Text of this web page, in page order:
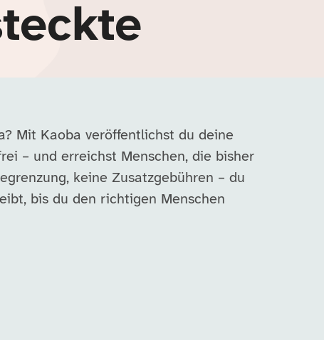
Mit Kaoba veröffentlichst du deine
– und erreichst Menschen, die bisher
keine Zusatzgebühren – du
bis du den richtigen Menschen